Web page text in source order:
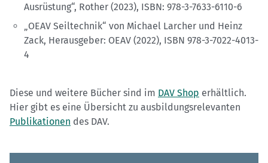
Ausrüstung“, Rother (2023), ISBN: 978-3-7633-6110-6
„OEAV Seiltechnik“ von Michael Larcher und Heinz
Zack, Herausgeber: OEAV (2022), ISBN 978-3-7022-4013-
4
Diese und weitere Bücher sind im DAV Shop erhältlich.
Hier gibt es eine Übersicht zu ausbildungsrelevanten
Publikationen des DAV.